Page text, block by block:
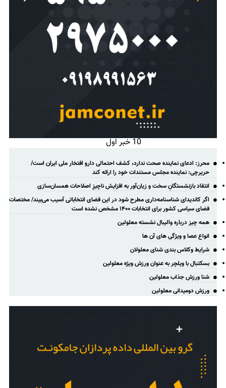
10 خبر اول
محرز: ادعای نماینده صحت ندارد، کشف احتمالی دارو افتخار ملی ایران است/
حریرچی: نماینده مجلس مستندات خود را ارائه کند
انتقاد بازنشستگانِ سخت و زیان‌آور به افزایش ناچیزِ اصلاحات همسان‌سازی
اگر کاندیدای شناسنامه‌‎داری مطرح شود در این فضای انتخاباتی آسیب می‌بیند/ مختصات
فضای سیاسی کشور برای انتخابات ۱۴۰۰ مشخص نشده است
همه چیز درباره والیبال نشسته معلولین
انواع عصا و ویژگی های آن ها
شرایط وکلاس بندی شنای معلولان
بسکتبال با ویلچر به عنوان ورزش ویژه معلولین
شنا ورزش جذاب معلولین
ورزش دومیدانی معلولین